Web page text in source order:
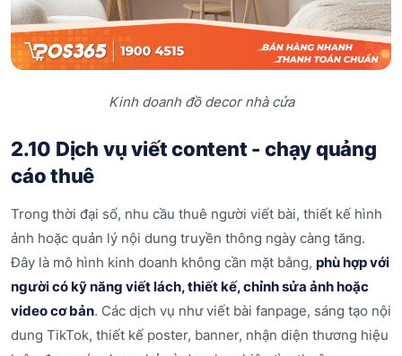
Kinh doanh đồ decor nhà cửa
2.10 Dịch vụ viết content - chạy quảng
cáo thuê
Trong thời đại số, nhu cầu thuê người viết bài, thiết kế hình
ảnh hoặc quản lý nội dung truyền thông ngày càng tăng.
Đây là mô hình kinh doanh không cần mặt bằng, phù hợp với
người có kỹ năng viết lách, thiết kế, chỉnh sửa ảnh hoặc
video cơ bản. Các dịch vụ như viết bài fanpage, sáng tạo nội
dung TikTok, thiết kế poster, banner, nhận diện thương hiệu